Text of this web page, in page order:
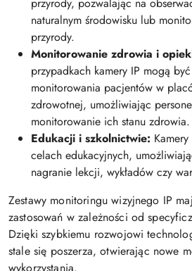
naturalnym środowisku lub
przyrody.
Monitorowanie zdrowia i
przypadkach kamery IP mogą
monitorowania pacjentów w
zdrowotnej, umożliwiając
monitorowanie ich stanu zdrowia.
Edukacji i szkolnictwie:
celach edukacyjnych,
nagranie lekcji, wykładów czy
Zestawy monitoringu wizyjnego IP
zastosowań w zależności od
Dzięki szybkiemu rozwojowi
stale się poszerza, otwierając nowe
wykorzystania.